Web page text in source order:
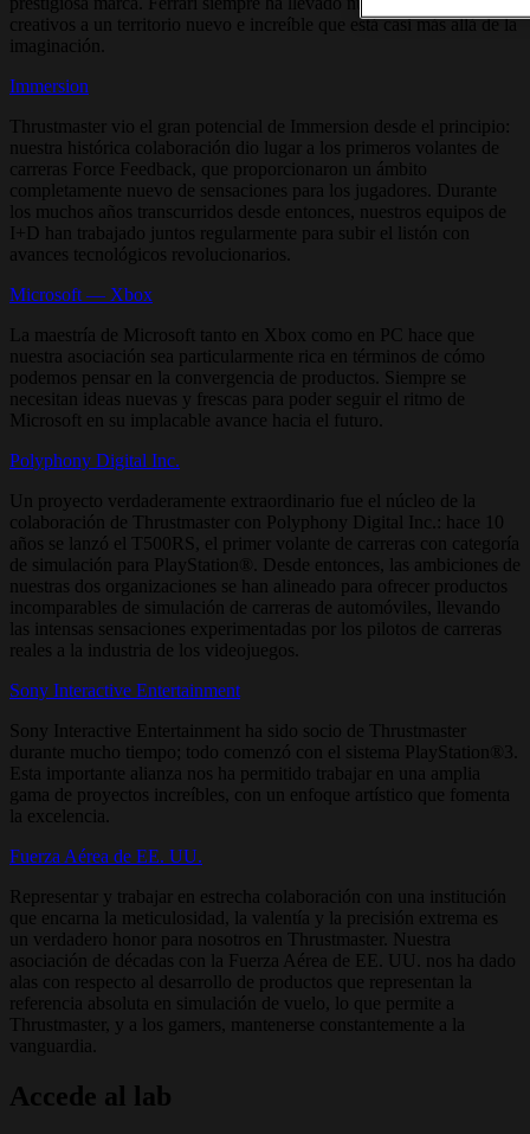
creativos a un territorio nuevo e increíble que está casi más allá de la
imaginación.
Immersion
Thrustmaster vio el gran potencial de Immersion desde el principio:
nuestra histórica colaboración dio lugar a los primeros volantes de
carreras Force Feedback, que proporcionaron un ámbito
completamente nuevo de sensaciones para los jugadores. Durante
los muchos años transcurridos desde entonces, nuestros equipos de
I+D han trabajado juntos regularmente para subir el listón con
avances tecnológicos revolucionarios.
Microsoft — Xbox
La maestría de Microsoft tanto en Xbox como en PC hace que
nuestra asociación sea particularmente rica en términos de cómo
podemos pensar en la convergencia de productos. Siempre se
necesitan ideas nuevas y frescas para poder seguir el ritmo de
Microsoft en su implacable avance hacia el futuro.
Polyphony Digital Inc.
Un proyecto verdaderamente extraordinario fue el núcleo de la
colaboración de Thrustmaster con Polyphony Digital Inc.: hace 10
años se lanzó el T500RS, el primer volante de carreras con categoría
de simulación para PlayStation®. Desde entonces, las ambiciones de
nuestras dos organizaciones se han alineado para ofrecer productos
incomparables de simulación de carreras de automóviles, llevando
las intensas sensaciones experimentadas por los pilotos de carreras
reales a la industria de los videojuegos.
Sony Interactive Entertainment
Sony Interactive Entertainment ha sido socio de Thrustmaster
durante mucho tiempo; todo comenzó con el sistema PlayStation®3.
Esta importante alianza nos ha permitido trabajar en una amplia
gama de proyectos increíbles, con un enfoque artístico que fomenta
la excelencia.
Fuerza Aérea de EE. UU.
Representar y trabajar en estrecha colaboración con una institución
que encarna la meticulosidad, la valentía y la precisión extrema es
un verdadero honor para nosotros en Thrustmaster. Nuestra
asociación de décadas con la Fuerza Aérea de EE. UU. nos ha dado
alas con respecto al desarrollo de productos que representan la
referencia absoluta en simulación de vuelo, lo que permite a
Thrustmaster, y a los gamers, mantenerse constantemente a la
vanguardia.
Accede al lab